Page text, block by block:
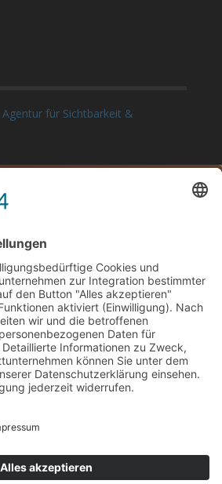
Agentur für Sichtbarkeit &
EUISMOD EU LIGULA
With One
Our Experts